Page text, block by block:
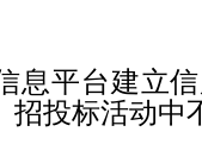
息平台建立
投标活动中